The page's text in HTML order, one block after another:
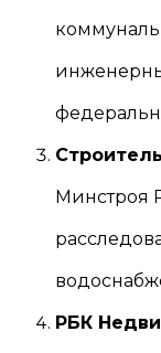
Минстроя
РБК